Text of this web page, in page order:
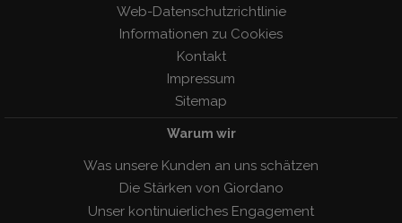
Web-Datenschutzrichtlinie
Informationen zu Cookies
Kontakt
Impressum
Sitemap
Warum wir
Was unsere Kunden an uns schätzen
Die Stärken von Giordano
Unser kontinuierliches Engagement